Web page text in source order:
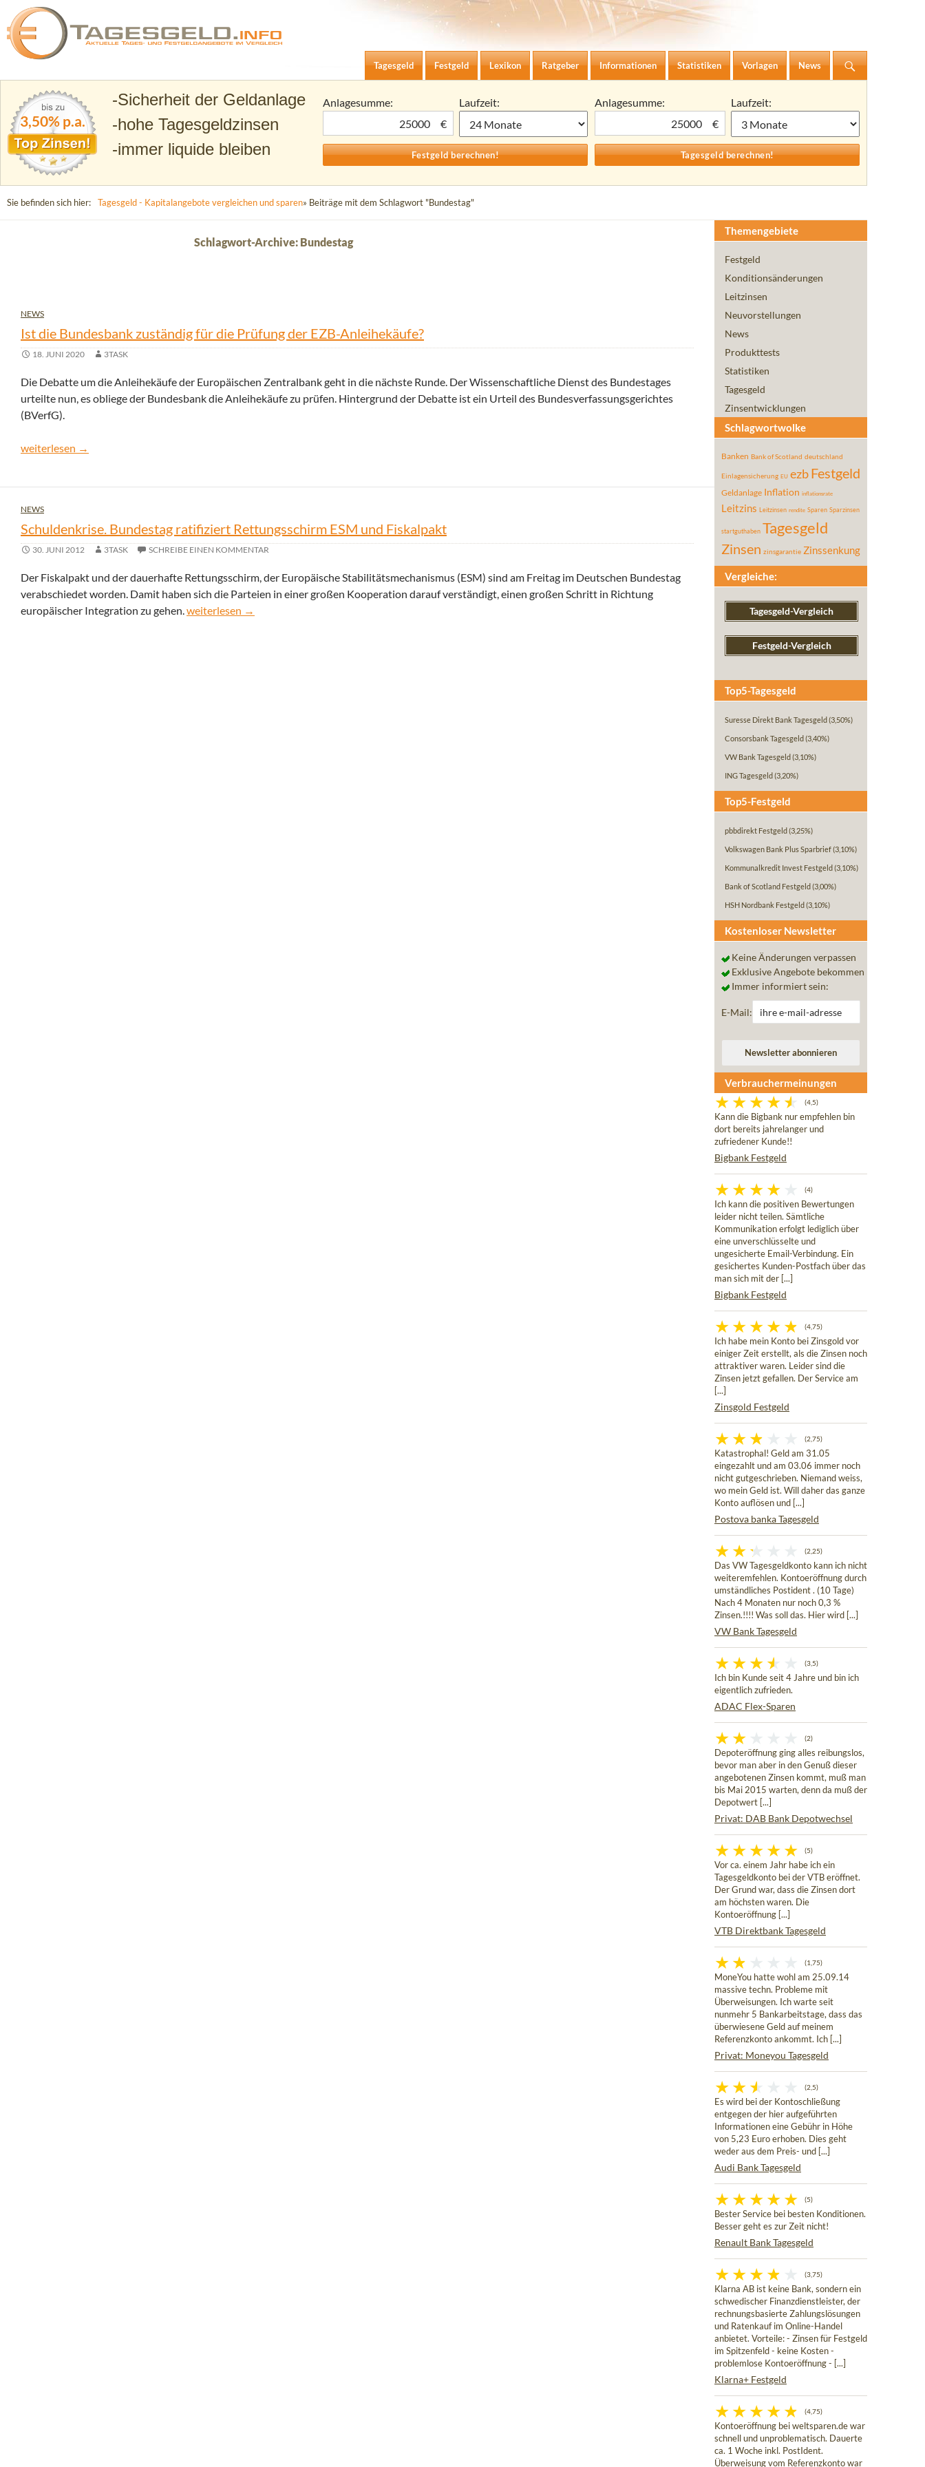
Tagesgeld.info – Tagesgeldkonten vergleichen und Tagesgeld-Zinsen berechnen
Zum Inhalt springen
Tagesgeld
Festgeld Lexikon Ratgeber Informationen Statistiken Vorlagen News
3,50% p.a.
Sicherheit der Geldanlage
hohe Tagesgeldzinsen
immer liquide bleiben
Anlagesumme:
€
Laufzeit:
Anlagesumme:
€
Laufzeit:
Sie befinden sich hier: Tagesgeld - Kapitalangebote vergleichen und sparen» Beiträge mit dem Schlagwort "Bundestag"
Schlagwort-Archive: Bundestag
NEWS
Ist die Bundesbank zuständig für die Prüfung der EZB-Anleihekäufe?
18. JUNI 2020 3TASK
Die Debatte um die Anleihekäufe der Europäischen Zentralbank geht in die nächste Runde. Der Wissenschaftliche Dienst des Bundestages
urteilte nun, es obliege der Bundesbank die Anleihekäufe zu prüfen. Hintergrund der Debatte ist ein Urteil des Bundesverfassungsgerichtes
(BVerfG).
Ist die Bundesbank zuständig für die Prüfung der EZB-Anleihekäufe?
weiterlesen →
NEWS
Schuldenkrise. Bundestag ratifiziert Rettungsschirm ESM und Fiskalpakt
30. JUNI 2012 3TASK SCHREIBE EINEN KOMMENTAR
Der Fiskalpakt und der dauerhafte Rettungsschirm, der Europäische Stabilitätsmechanismus (ESM) sind am Freitag im Deutschen Bundestag
verabschiedet worden. Damit haben sich die Parteien in einer großen Kooperation darauf verständigt, einen großen Schritt in Richtung
europäischer Integration zu gehen.Schuldenkrise. Bundestag ratifiziert Rettungsschirm ESM und Fiskalpakt
weiterlesen →
Themengebiete
Festgeld
Konditionsänderungen
Leitzinsen
Neuvorstellungen
News
Produkttests
Statistiken
Tagesgeld
Zinsentwicklungen
Schlagwortwolke
Banken Bank of Scotland deutschland
Einlagensicherung EU ezbFestgeld
Geldanlage Inflation inflationsrate
Leitzins Leitzinsen rendite Sparen Sparzinsen
startguthaben Tagesgeld
Zinsen zinsgarantie Zinssenkung
Vergleiche:
Tagesgeld-Vergleich
Festgeld-Vergleich
Top5-Tagesgeld
Suresse Direkt Bank Tagesgeld (3,50%)
Consorsbank Tagesgeld (3,40%)
VW Bank Tagesgeld (3,10%)
ING Tagesgeld (3,20%)
Top5-Festgeld
pbbdirekt Festgeld (3,25%)
Volkswagen Bank Plus Sparbrief(3,10%)
Kommunalkredit Invest Festgeld (3,10%)
Bank of Scotland Festgeld (3,00%)
HSH Nordbank Festgeld (3,10%)
Kostenloser Newsletter
Keine Änderungen verpassen
Exklusive Angebote bekommen
Immer informiert sein:
E-Mail:
Verbrauchermeinungen
(4,5)
Kann die Bigbank nur empfehlen bin
dort bereits jahrelanger und
zufriedener Kunde!!
Bigbank Festgeld
(4)
Ich kann die positiven Bewertungen
leider nicht teilen. Sämtliche
Kommunikation erfolgt lediglich über
eine unverschlüsselte und
ungesicherte Email-Verbindung. Ein
gesichertes Kunden-Postfach über das
man sich mit der [...]
Bigbank Festgeld
(4,75)
Ich habe mein Konto bei Zinsgold vor
einiger Zeit erstellt, als die Zinsen noch
attraktiver waren. Leider sind die
Zinsen jetzt gefallen. Der Service am
[...]
Zinsgold Festgeld
(2,75)
Katastrophal! Geld am 31.05
eingezahlt und am 03.06 immer noch
nicht gutgeschrieben. Niemand weiss,
wo mein Geld ist. Will daher das ganze
Konto auflösen und [...]
Postova banka Tagesgeld
(2,25)
Das VW Tagesgeldkonto kann ich nicht
weiteremfehlen. Kontoeröffnung durch
umständliches Postident . (10 Tage)
Nach 4 Monaten nur noch 0,3 %
Zinsen.!!!! Was soll das. Hier wird [...]
VW Bank Tagesgeld
(3,5)
Ich bin Kunde seit 4 Jahre und bin ich
eigentlich zufrieden.
ADAC Flex-Sparen
(2)
Depoteröffnung ging alles reibungslos,
bevor man aber in den Genuß dieser
angebotenen Zinsen kommt, muß man
bis Mai 2015 warten, denn da muß der
Depotwert [...]
Privat: DAB Bank Depotwechsel
(5)
Vor ca. einem Jahr habe ich ein
Tagesgeldkonto bei der VTB eröffnet.
Der Grund war, dass die Zinsen dort
am höchsten waren. Die
Kontoeröffnung [...]
VTB Direktbank Tagesgeld
(1,75)
MoneYou hatte wohl am 25.09.14
massive techn. Probleme mit
Überweisungen. Ich warte seit
nunmehr 5 Bankarbeitstage, dass das
überwiesene Geld auf meinem
Referenzkonto ankommt. Ich [...]
Privat: Moneyou Tagesgeld
(2,5)
Es wird bei der Kontoschließung
entgegen der hier aufgeführten
Informationen eine Gebühr in Höhe
von 5,23 Euro erhoben. Dies geht
weder aus dem Preis- und [...]
Audi Bank Tagesgeld
(5)
Bester Service bei besten Konditionen.
Besser geht es zur Zeit nicht!
Renault Bank Tagesgeld
(3,75)
Klarna AB ist keine Bank, sondern ein
schwedischer Finanzdienstleister, der
rechnungsbasierte Zahlungslösungen
und Ratenkauf im Online-Handel
anbietet. Vorteile: - Zinsen für Festgeld
im Spitzenfeld - keine Kosten -
problemlose Kontoeröffnung - [...]
Klarna+ Festgeld
(4,75)
Kontoeröffnung bei weltsparen.de war
schnell und unproblematisch. Dauerte
ca. 1 Woche inkl. PostIdent.
Überweisung vom Referenzkonto war